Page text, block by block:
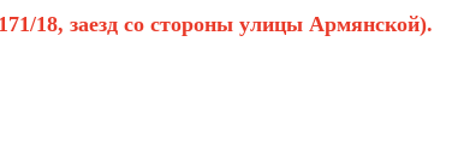
18, заезд со стороны улицы Армянской).